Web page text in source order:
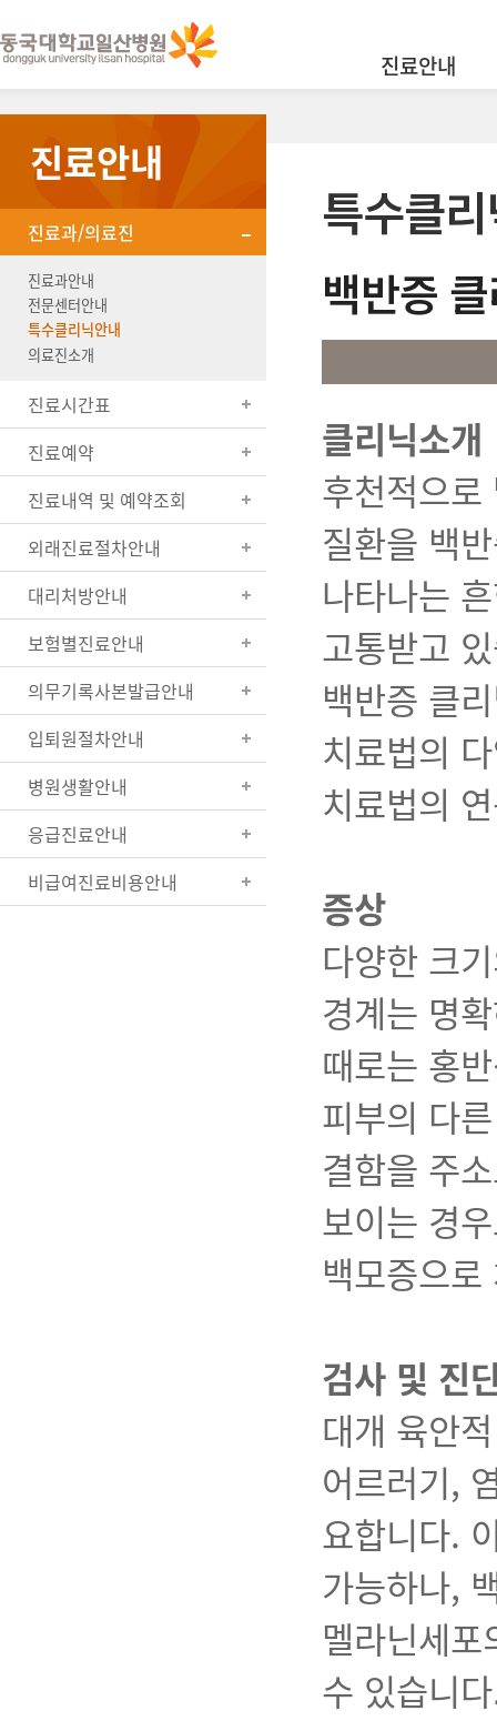
진료안내
진료안내
진료과/의료진
진료과안내
전문센터안내
특수클리닉안내
의료진소개
진료시간표
진료예약
진료내역 및 예약조회
외래진료절차안내
대리처방안내
보험별진료안내
의무기록사본발급안내
입퇴원절차안내
병원생활안내
응급진료안내
비급여진료비용안내
특수클
백반증
클리닉소개
후천적으
질환을 백
나타나는
고통받고
백반증 클
치료법의
치료법의
증상
다양한 크
경계는 명
때로는 홍
피부의 다
결함을 주
보이는 경
백모증으
검사 및 진
대개 육안
어르러기,
요합니다.
가능하나,
멜라닌세
수 있습니